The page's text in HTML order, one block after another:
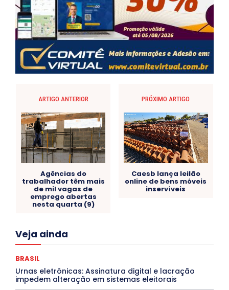
ARTIGO ANTERIOR
Agências do
trabalhador têm mais
de mil vagas de
emprego abertas
nesta quarta (9)
PRÓXIMO ARTIGO
Caesb lança leilão
online de bens móveis
inservíveis
Veja ainda
Acre
Congressuanas & Esplanadumas
Covid-19
Crônica Política Crônicas
CULTURA
Cultura e Tal
DANÇA Dengue
Denuncia
DESTAQUE BRASIL
DESTAQUE DF
DESTAQUE SAÚDE
BRASIL
Urnas eletrônicas: Assinatura digital e lacração
impedem alteração em sistemas eleitorais